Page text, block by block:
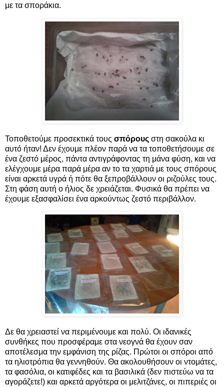
με τα σποράκια.
Τοποθετούμε προσεκτικά τους σπόρους στη σακούλα κι
αυτό ήταν! Δεν έχουμε πλέον παρά να τα τοποθετήσουμε σε
ένα ζεστό μέρος, πάντα αντιγράφοντας τη μάνα φύση, και να
ελέγχουμε μέρα παρά μέρα αν το τα χαρτιά με τους σπόρους
είναι αρκετά υγρά ή πότε θα ξεπροβάλλουν οι ριζούλες τους.
Στη φάση αυτή ο ήλιος δε χρειάζεται. Φυσικά θα πρέπει να
έχουμε εξασφαλίσει ένα αρκούντως ζεστό περιβάλλον.
Δε θα χρειαστεί να περιμένουμε και πολύ. Οι ιδανικές
συνθήκες που προσφέραμε στα νεογνά θα έχουν σαν
αποτέλεσμα την εμφάνιση της ρίζας. Πρώτοι οι σπόροι από
τα ηλιοτρόπια θα γεννηθούν. Θα ακολουθήσουν οι ντομάτες,
τα φασόλια, οι κατιφέδες και τα βασιλικά (δεν πιστεύω να τα
αγοράζετε!) και αρκετά αργότερα οι μελιτζάνες, οι πιπεριές οι